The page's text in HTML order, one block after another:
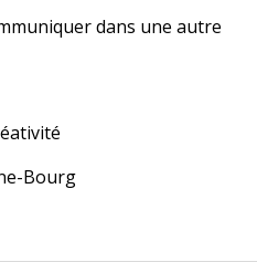
dans une autre
Bourg